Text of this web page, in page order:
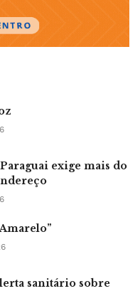
exige mais do
sanitário sobre